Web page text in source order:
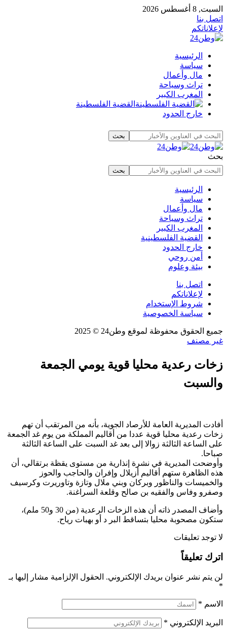
السبت, 8 أغسطس 2026
اتصل بنا
لإعلاناتكم
الرئيسية
سياسة
مال وأعمال
تراث وسياحة
المغرب الكبير
القضية الفلسطينة
خارج الحدود
بحث
الرئيسية
سياسة
مال وأعمال
تراث وسياحة
المغرب الكبير
القضية الفلسطينية
خارج الحدود
أمن روحي
بيئة وعلوم
اتصل بنا
لإعلاناتكم
شروط الإستخدام
سياسة الخصوصية
جميع الحقوق محفوظة لموقع وطن24 © 2025
غير مصنف
زخات رعدية محليا قوية يومي الجمعة
والسبت
أفادت المديرية العامة للأرصاد الجوية، بأنه من المرتقب أن تهم
زخات رعدية محليا قوية عددا من أقاليم المملكة من يوم غد الجمعة
على الساعة الثالثة زوالا إلى بعد غد السبت على الساعة الثالثة
صباحا.
وأوضحت المديرية في نشرة إنذارية من مستوى يقظة برتقالي، أن
هذه الظاهرة ستهم أقاليم أزيلال وإفران والحاجب والحوز
والخميسات والناظور وبركان وبني ملال وتازة وتاوريرت وكرسيف
وصفرو وفاس والفقيه بن صالح وقلعة السراغنة.
وأضاف المصدر ذاته أن هذه الزخات الرعدية (من 30 و50 ملم)،
ستكون مصحوبة محليا بتساقط البر د أو بهبات رياح.
لا توجد تعليقات
اترك تعليقاً
لن يتم نشر عنوان بريدك الإلكتروني. الحقول الإلزامية مشار إليها بـ
*
الاسم *
البريد الإلكتروني *